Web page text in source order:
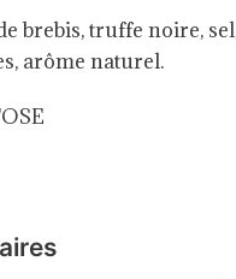
brebis, truffe noire,
arôme naturel.